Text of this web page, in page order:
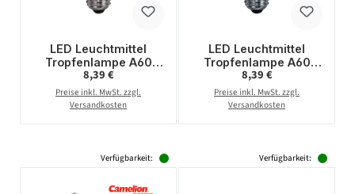
LED Leuchtmittel
Tropfenlampe A60
Polycarbonat Gelb 2W
Regulärer Preis:
8,39 €
Preise inkl. MwSt. zzgl.
Versandkosten
LED Leuchtmittel
Tropfenlampe A60
Polycarbonat Blau 2W
Regulärer Preis:
8,39 €
Preise inkl. MwSt. zzgl.
Versandkosten
Verfügbarkeit: Verfügbarkeit: